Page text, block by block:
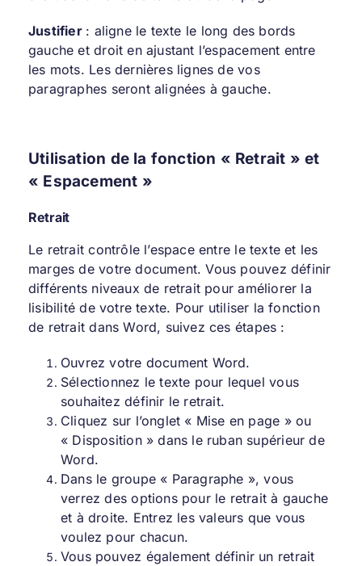
Justifier : aligne le texte le long des bords
gauche et droit en ajustant l’espacement entre
les mots. Les dernières lignes de vos
paragraphes seront alignées à gauche.
Utilisation de la fonction « Retrait » et
« Espacement »
Retrait
Le retrait contrôle l’espace entre le texte et les
marges de votre document. Vous pouvez définir
différents niveaux de retrait pour améliorer la
lisibilité de votre texte. Pour utiliser la fonction
de retrait dans Word, suivez ces étapes :
Ouvrez votre document Word.
Sélectionnez le texte pour lequel vous
souhaitez définir le retrait.
Cliquez sur l’onglet « Mise en page » ou
« Disposition » dans le ruban supérieur de
Word.
Dans le groupe « Paragraphe », vous
verrez des options pour le retrait à gauche
et à droite. Entrez les valeurs que vous
voulez pour chacun.
Vous pouvez également définir un retrait